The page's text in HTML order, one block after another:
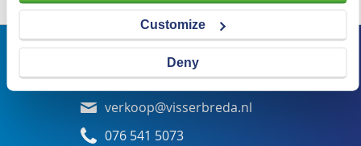
Customize
Deny
Bezoekadres
Veldsteen 25, 4815 PK Breda
verkoop@visserbreda.nl
076 541 5073